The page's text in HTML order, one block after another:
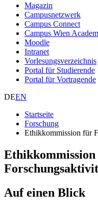
Magazin
Campusnetzwerk
Campus Connect
Campus Wien
Moodle
Intranet
Vorlesungsverzeichnis
Portal für Studierende
Portal für Vortragende
DEEN
Startseite
Forschung
Ethikkommission für
Auf einen Blick